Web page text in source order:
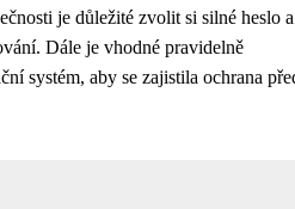
je důležité zvolit si silné heslo a
Dále je vhodné pravidelně
systém, aby se zajistila ochrana